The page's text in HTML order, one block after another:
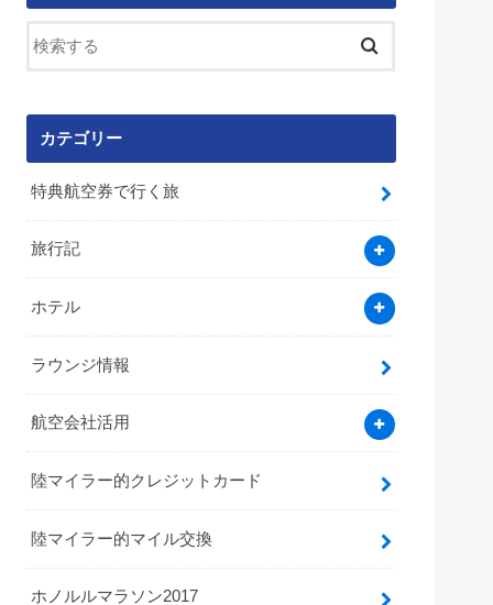
カテゴリー
特典航空券で行く旅
旅行記
ホテル
ラウンジ情報
航空会社活用
陸マイラー的クレジットカード
陸マイラー的マイル交換
ホノルルマラソン2017